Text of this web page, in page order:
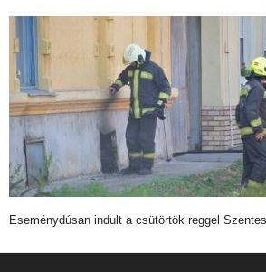
Eseménydúsan indult a csütörtök reggel